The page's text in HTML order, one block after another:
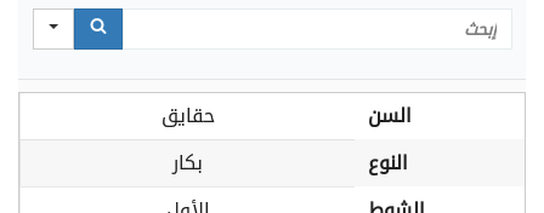
Search
السن
حقايق
النوع
بكار